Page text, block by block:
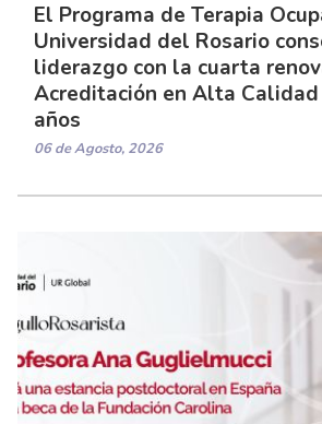
El Programa de Terapia
Universidad del Rosario
liderazgo con la cuarta
Acreditación en Alta Calidad
años
06 de Agosto, 2026